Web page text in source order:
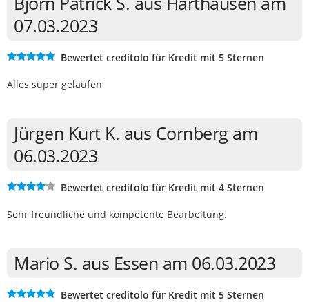
07.03.2023
Bewertet creditolo für Kredit mit 5 Sternen
Alles super gelaufen
Jürgen Kurt K. aus Cornberg am
06.03.2023
Bewertet creditolo für Kredit mit 4 Sternen
Sehr freundliche und kompetente Bearbeitung.
Mario S. aus Essen am 06.03.2023
Bewertet creditolo für Kredit mit 5 Sternen